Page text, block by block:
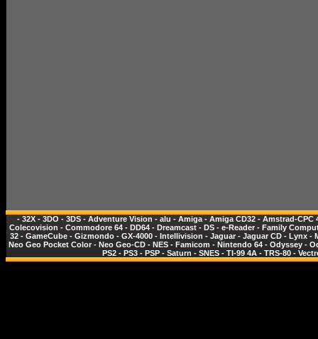
- 32X - 3DO - 3DS - Adventure Vision - alu - Amiga - Amiga CD32 - Amstrad-CPC
Colecovision - Commodore 64- DD64- Dreamcast- DS- e-Reader- Family
32 - GameCube - Gizmondo - GX-4000 - Intellivision - Jaguar - Jaguar CD - Lynx -
Neo Geo Pocket Color - Neo Geo-CD - NES - Famicom - Nintendo 64 - Odyssey -
PS2 - PS3 - PSP - Saturn - SNES - TI-99 4A - TRS-80 -